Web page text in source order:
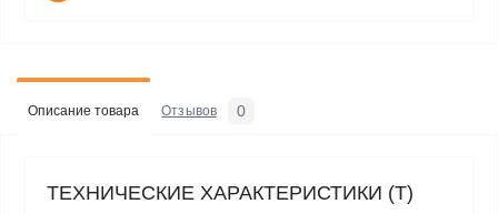
Описание товара Отзывов 0
ТЕХНИЧЕСКИЕ ХАРАКТЕРИСТИКИ (T)